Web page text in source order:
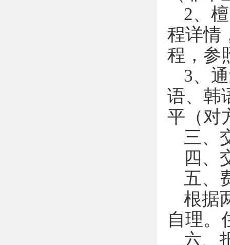
2、
程详情
程，参
3、
语、韩
平（对
三、
四、
五、
根据
自理。
六、